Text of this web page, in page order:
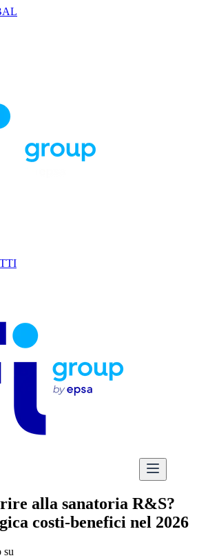
alla sanatoria R&S?
costi-benefici nel 2026
su